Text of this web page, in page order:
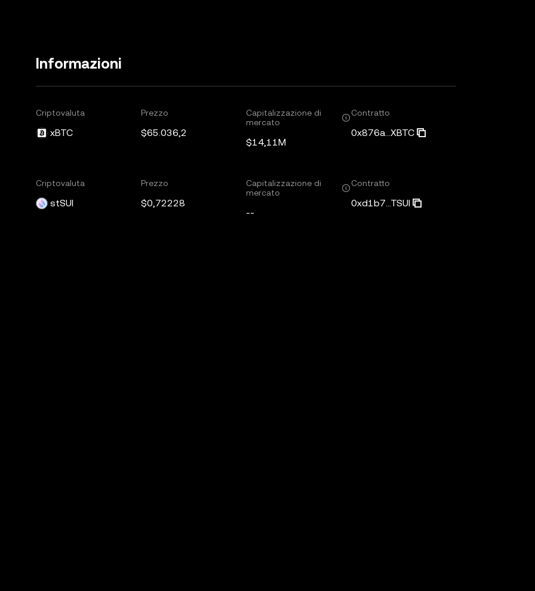
Informazioni
Criptovaluta
xBTC
Prezzo
$65.036,2
Capitalizzazione di
mercato
$14,11M
Contratto
0x876a...XBTC
Criptovaluta
stSUI
Prezzo
$0,72228
Capitalizzazione di
mercato
--
Contratto
0xd1b7...TSUI